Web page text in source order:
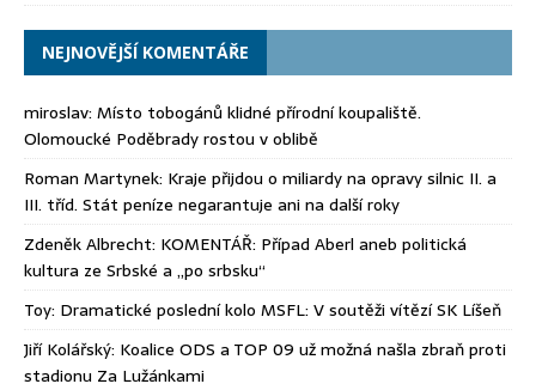
NEJNOVĚJŠÍ KOMENTÁŘE
miroslav: Místo tobogánů klidné přírodní koupaliště.
Olomoucké Poděbrady rostou v oblibě
Roman Martynek: Kraje přijdou o miliardy na opravy silnic II. a
III. tříd. Stát peníze negarantuje ani na další roky
Zdeněk Albrecht: KOMENTÁŘ: Případ Aberl aneb politická
kultura ze Srbské a „po srbsku“
Toy: Dramatické poslední kolo MSFL: V soutěži vítězí SK Líšeň
Jiří Kolářský: Koalice ODS a TOP 09 už možná našla zbraň proti
stadionu Za Lužánkami